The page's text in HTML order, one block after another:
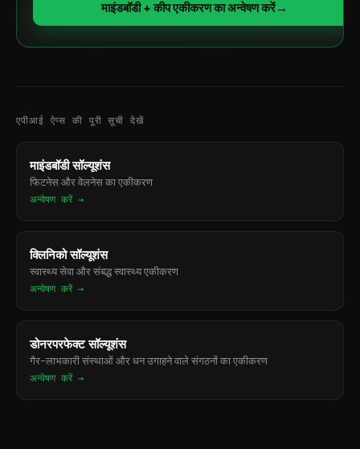
माइंडबॉडी + कीप एकीकरण का अन्वेषण करें→
एपीआई ऐप्स की पूरी सूची देखें
माइंडबॉडी सॉल्यूशंस
फिटनेस और वेलनेस का एकीकरण
अन्वेषण करें →
क्लिनिको सॉल्यूशंस
स्वास्थ्य सेवा और संबद्ध स्वास्थ्य एकीकरण
अन्वेषण करें →
डोनरपरफेक्ट सॉल्यूशंस
गैर-लाभकारी संस्थाओं और धन उगाहने वाले संगठनों का एकीकरण
अन्वेषण करें →